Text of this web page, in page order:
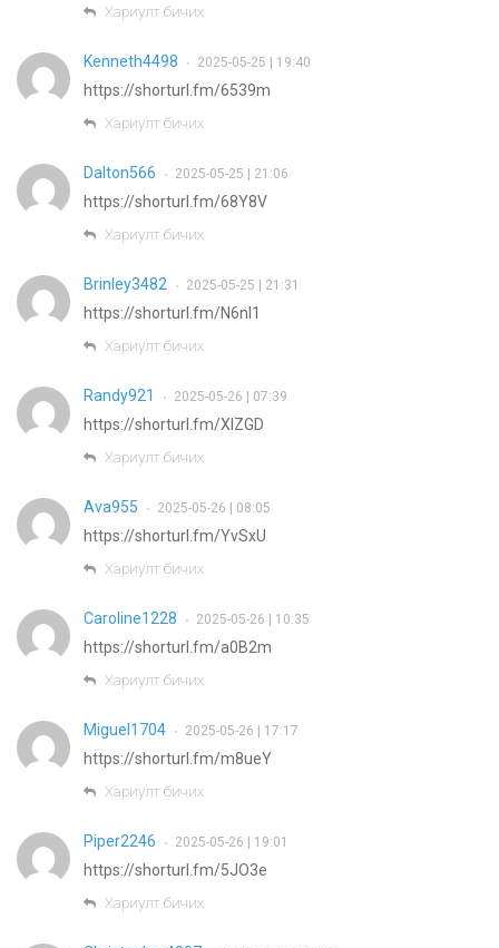
Хариулт бичих
Kenneth4498 • 2025-05-25 | 19:40
https://shorturl.fm/6539m
Хариулт бичих
Dalton566 • 2025-05-25 | 21:06
https://shorturl.fm/68Y8V
Хариулт бичих
Brinley3482 • 2025-05-25 | 21:31
https://shorturl.fm/N6nl1
Хариулт бичих
Randy921 • 2025-05-26 | 07:39
https://shorturl.fm/XIZGD
Хариулт бичих
Ava955 • 2025-05-26 | 08:05
https://shorturl.fm/YvSxU
Хариулт бичих
Caroline1228 • 2025-05-26 | 10:35
https://shorturl.fm/a0B2m
Хариулт бичих
Miguel1704 • 2025-05-26 | 17:17
https://shorturl.fm/m8ueY
Хариулт бичих
Piper2246 • 2025-05-26 | 19:01
https://shorturl.fm/5JO3e
Хариулт бичих